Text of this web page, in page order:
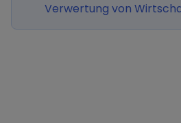
Verwertung von